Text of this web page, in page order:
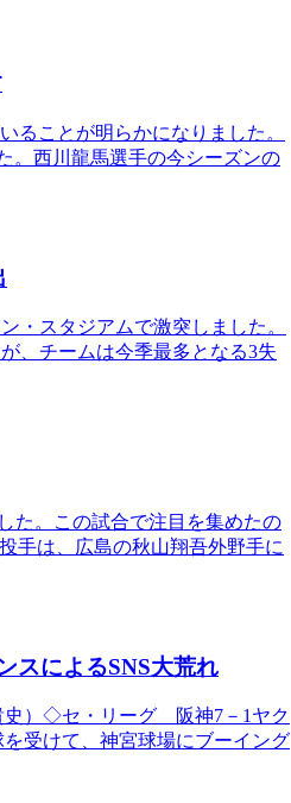
ることが明らかになりました。
。西川龍馬選手の今シーズンの
・スタジアムで激突しました。
、チームは今季最多となる3失
た。この試合で注目を集めたの
手は、広島の秋山翔吾外野手に
スによるSNS大荒れ
史）◇セ・リーグ 阪神7－1ヤク
受けて、神宮球場にブーイング